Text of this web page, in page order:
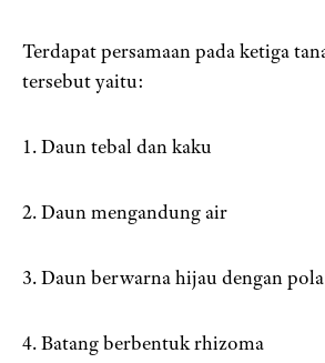
Terdapat persamaan pada ketiga
tersebut yaitu:
1. Daun tebal dan kaku
2. Daun mengandung air
3. Daun berwarna hijau dengan
4. Batang berbentuk rhizoma